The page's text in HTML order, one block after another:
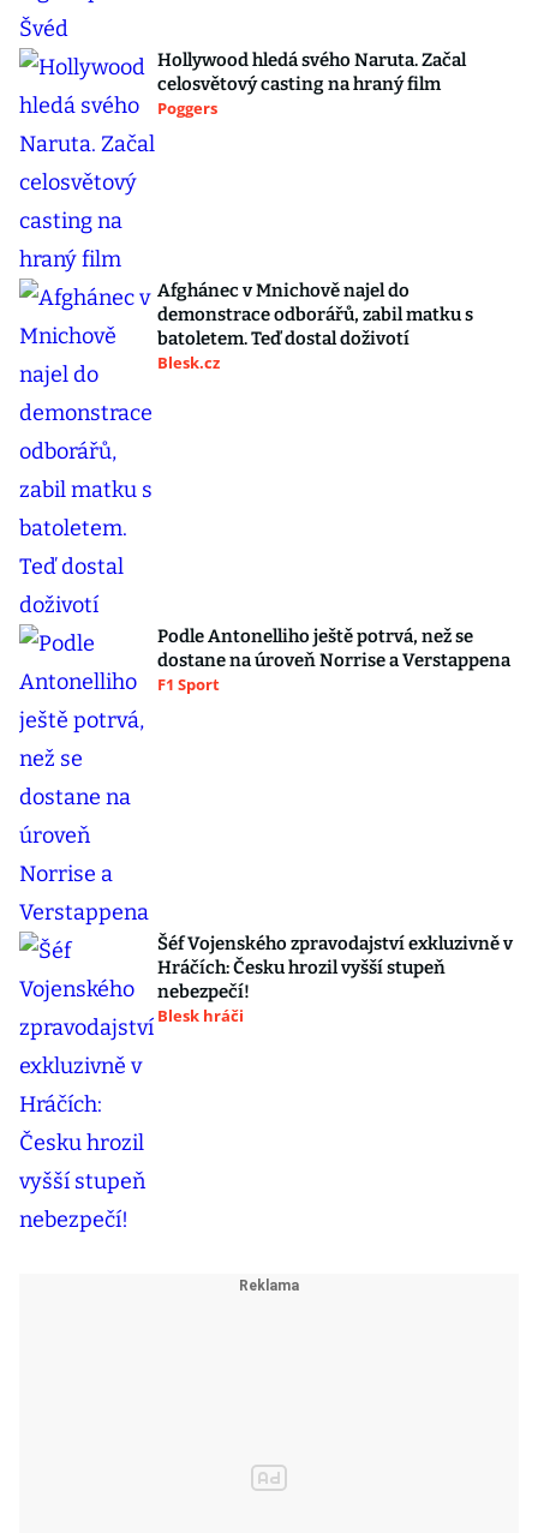
Hollywood hledá svého Naruta. Začal
celosvětový casting na hraný film
Poggers
Afghánec v Mnichově najel do
demonstrace odborářů, zabil matku s
batoletem. Teď dostal doživotí
Blesk.cz
Podle Antonelliho ještě potrvá, než se
dostane na úroveň Norrise a Verstappena
F1 Sport
Šéf Vojenského zpravodajství exkluzivně v
Hráčích: Česku hrozil vyšší stupeň
nebezpečí!
Blesk hráči